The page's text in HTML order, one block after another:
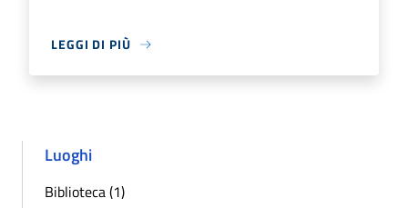
LEGGI DI PIÙ
Luoghi
Biblioteca (1)